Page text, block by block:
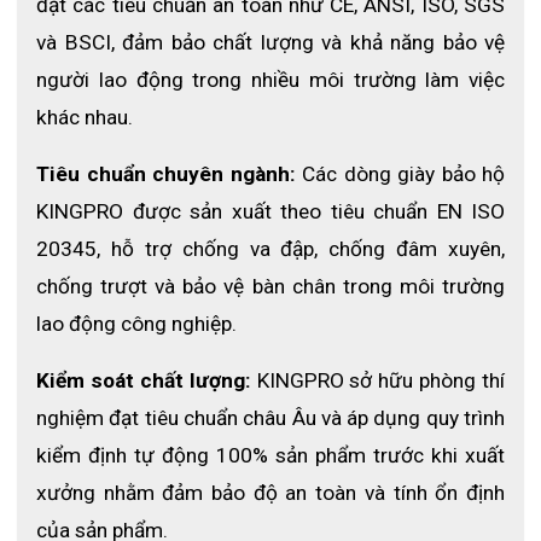
thời gian dài.
Tính năng nổi bật của giày bảo hộ
KingPro SPICA S110
dệt bay thoáng khígiúp giảm nóng, giảm mồ hôi, phù hợp cho
môi trường làm việc nóng hoặc vận động nhiều.
- Chống va đập với mũi thép tiêu chuẩn: Bảo vệ bàn chân khỏi
các rủi ro va đập từ vật nặng, đảm bảo an toàn trong môi
trường công nghiệp.
- Chống đâm xuyên với Kevlar 3.0: Tấm lót Kevlar cao cấp giúp
làm việc.
- Đế PU bám nền tốt – chống trơn trượt: Đế ngoài làm từ PU bền
chắc, tăng độ bám trên nhiều bề mặt khác nhau, hạn chế trơn
- Êm ái khi di chuyển: Đế lót bọt biển đàn hồi cao giúp giảm áp
đạt các tiêu chuẩn an toàn như CE, ANSI, ISO, SGS
và BSCI, đảm bảo chất lượng và khả năng bảo vệ
người lao động trong nhiều môi trường làm việc
khác nhau.
Tiêu chuẩn chuyên ngành: Các dòng giày bảo hộ
KINGPRO được sản xuất theo tiêu chuẩn EN ISO
20345, hỗ trợ chống va đập, chống đâm xuyên,
chống trượt và bảo vệ bàn chân trong môi trường
lao động công nghiệp.
Kiểm soát chất lượng: KINGPRO sở hữu phòng thí
nghiệm đạt tiêu chuẩn châu Âu và áp dụng quy trình
kiểm định tự động 100% sản phẩm trước khi xuất
xưởng nhằm đảm bảo độ an toàn và tính ổn định
của sản phẩm.